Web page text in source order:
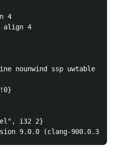
4
align 4
nounwind ssp uwtable
i32 2}